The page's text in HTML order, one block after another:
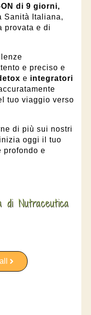
di 9 giorni,
Sanità Italiana,
provata e di
e preciso e
e integratori
tuo viaggio verso
di più sui nostri
oggi il tuo
profondo e
di Nutraceutica